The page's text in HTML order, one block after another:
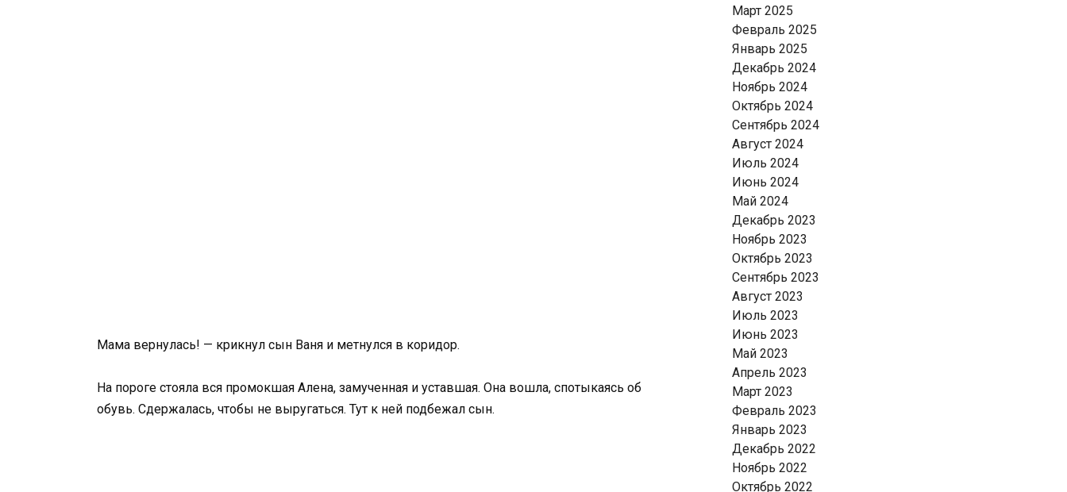
Мама вернулась! — крикнул сын Ваня и метнулся в коридор.
На пороге стояла вся промокшая Алена, замученная и уставшая. Она вошла, спотыкаясь об
обувь. Сдержалась, чтобы не выругаться. Тут к ней подбежал сын.
Март 2025
Февраль 2025
Январь 2025
Декабрь 2024
Ноябрь 2024
Октябрь 2024
Сентябрь 2024
Август 2024
Июль 2024
Июнь 2024
Май 2024
Декабрь 2023
Ноябрь 2023
Октябрь 2023
Сентябрь 2023
Август 2023
Июль 2023
Июнь 2023
Май 2023
Апрель 2023
Март 2023
Февраль 2023
Январь 2023
Декабрь 2022
Ноябрь 2022
Октябрь 2022